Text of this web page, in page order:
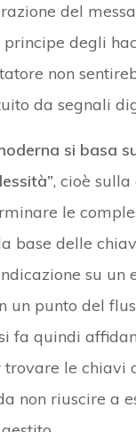
del
degli
non
da segnali
si basa
, cioè
le
base delle
su un
un punto del
fa quindi
le chiavi
non riuscire a